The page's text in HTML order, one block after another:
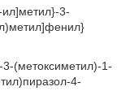
3-
(метоксиметил)-1-
4-